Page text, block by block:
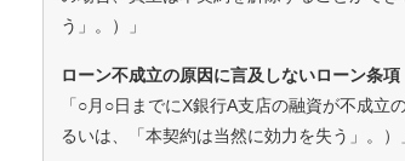
う」。）」
ローン不成立の原因に言及しないローン条項
「○月○日までにX銀行A支店の融資が不成
るいは、「本契約は当然に効力を失う」。）